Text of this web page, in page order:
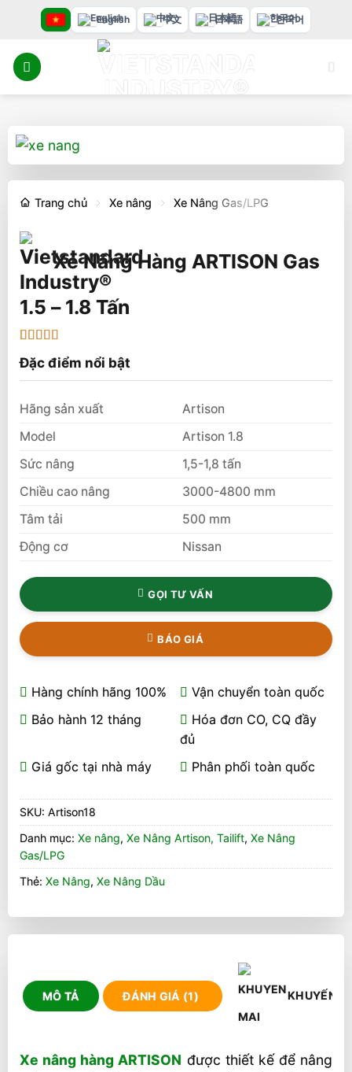
nội
dung
English 中文 日本語 한국어
Trang chủ Xe nâng Xe Nâng Gas/LPG
Xe Nâng Hàng ARTISON Gas
1.5 – 1.8 Tấn
trên 5 dựa
trênđánh
giá
Đặc điểm nổi bật
Hãng sản xuất
Artison
Model
Artison 1.8
Sức nâng
1,5-1,8 tấn
Chiều cao nâng
3000-4800 mm
Tâm tải
500 mm
Động cơ
Nissan
GỌI TƯ VẤN
BÁO GIÁ
Hàng chính hãng 100%
Vận chuyển toàn quốc
Bảo hành 12 tháng
Hóa đơn CO, CQ đầy
đủ
Giá gốc tại nhà máy
Phân phối toàn quốc
SKU: Artison18
Danh mục: Xe nâng, Xe Nâng Artison, Tailift, Xe Nâng
Gas/LPG
Thẻ: Xe Nâng, Xe Nâng Dầu
MÔ TẢ ĐÁNH GIÁ (1) KHUYẾN
Xe nâng hàng ARTISON được thiết kế để nâng